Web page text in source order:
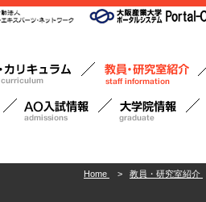
Home > 教員・研究室紹介